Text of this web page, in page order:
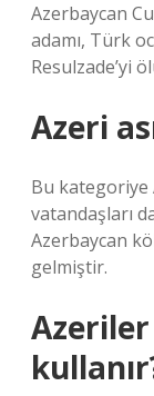
Azerbaycan
adamı, Türk
Resulzade’yi
Azeri
Bu kategoriye
vatandaşları
Azerbaycan
gelmiştir.